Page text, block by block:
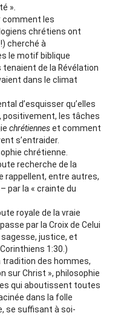
»
comment les
chrétiens ont
cherché à
le motif biblique
tenaient de la Révélation
dans le climat
d’esquisser qu’elles
positivement, les tâches
chrétienneset comment
s’entraider.
chrétienne.
recherche de la
rappellent, entre autres,
par la « crainte du
royale de la vraie
par la Croix de Celui
sagesse, justice, et
1:30.)
tradition des hommes,
sur Christ », philosophie
qui aboutissent toutes
dans la folle
se suffisant à soi-